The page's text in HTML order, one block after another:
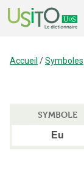
Accueil /Symboles
SYMBOLE
Eu